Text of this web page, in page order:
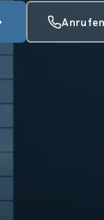
Anrufen